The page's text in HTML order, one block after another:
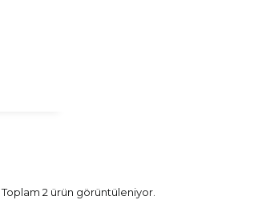
Toplam 2 ürün görüntüleniyor.